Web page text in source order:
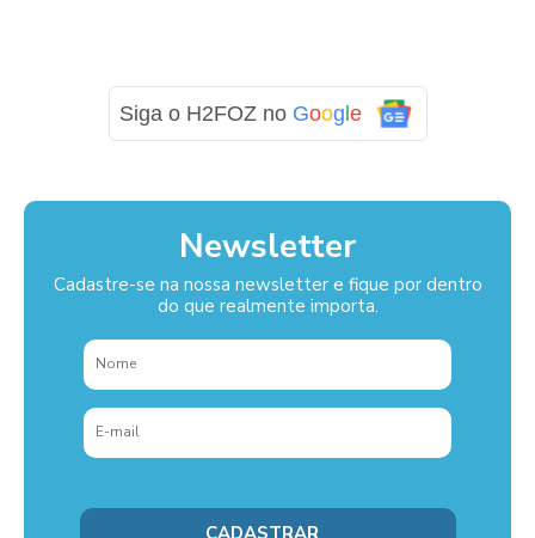
Siga o H2FOZ no Goog e
Newsletter
Cadastre-se na nossa newsletter e fique por dentro
do que realmente importa.